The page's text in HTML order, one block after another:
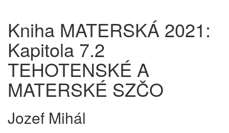
Kniha MATERSKÁ 2021:
Kapitola 7.2
TEHOTENSKÉ A
MATERSKÉ SZČO
Jozef Mihál